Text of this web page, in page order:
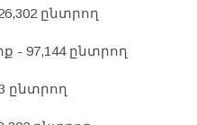
ընտրող
- 97,144 ընտրող
ընտրող